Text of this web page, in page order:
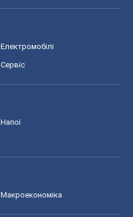
Електромобілі
Сервіс
Напої
Макроекономіка